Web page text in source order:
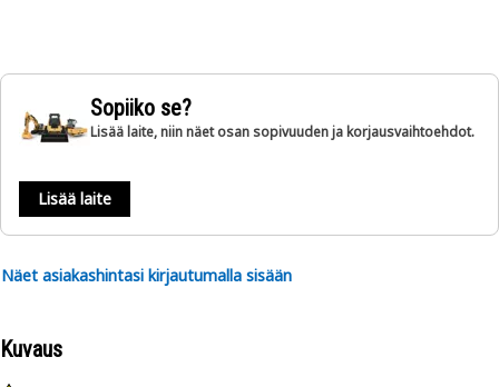
Sopiiko se?
Lisää laite, niin näet osan sopivuuden ja korjausvaihtoehdot.
Lisää laite
Näet asiakashintasi kirjautumalla sisään
Kuvaus